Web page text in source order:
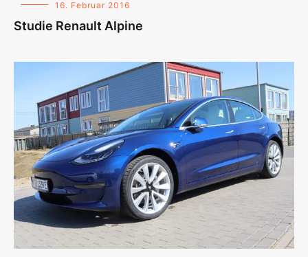
16. Februar 2016
Studie Renault Alpine